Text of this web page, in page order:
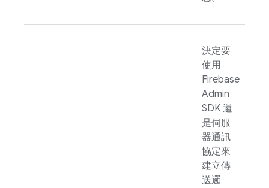
決定要
使用
Firebase
Admin
SDK 還
是伺服
器通訊
協定來
建立傳
送邏